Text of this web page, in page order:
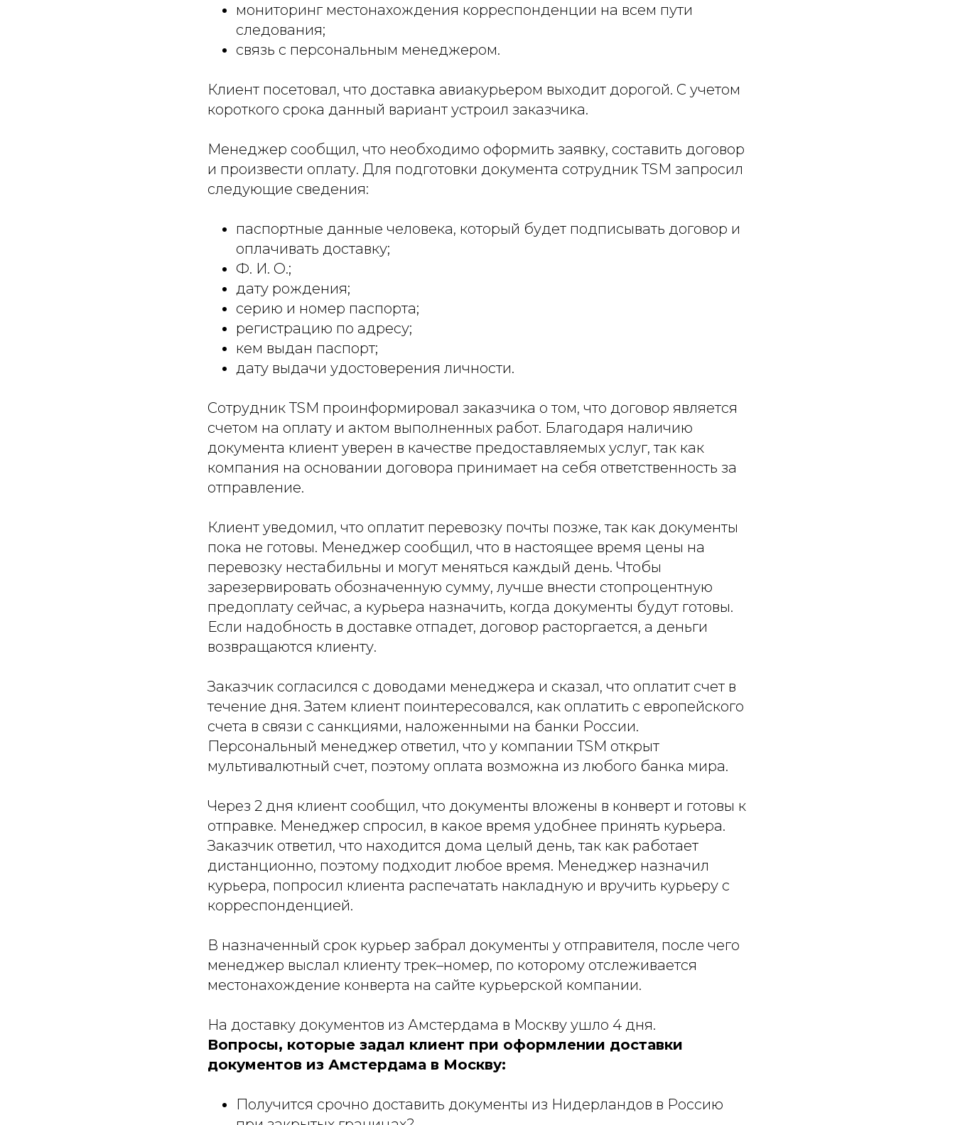
мониторинг местонахождения корреспонденции на всем пути
следования;
связь с персональным менеджером.
Клиент посетовал, что доставка авиакурьером выходит дорогой. С учетом
короткого срока данный вариант устроил заказчика.
Менеджер сообщил, что необходимо оформить заявку, составить договор
и произвести оплату. Для подготовки документа сотрудник TSM запросил
следующие сведения:
паспортные данные человека, который будет подписывать договор и
оплачивать доставку;
Ф. И. О.;
дату рождения;
серию и номер паспорта;
регистрацию по адресу;
кем выдан паспорт;
дату выдачи удостоверения личности.
Сотрудник TSM проинформировал заказчика о том, что договор является
счетом на оплату и актом выполненных работ. Благодаря наличию
документа клиент уверен в качестве предоставляемых услуг, так как
компания на основании договора принимает на себя ответственность за
отправление.
Клиент уведомил, что оплатит перевозку почты позже, так как документы
пока не готовы. Менеджер сообщил, что в настоящее время цены на
перевозку нестабильны и могут меняться каждый день. Чтобы
зарезервировать обозначенную сумму, лучше внести стопроцентную
предоплату сейчас, а курьера назначить, когда документы будут готовы.
Если надобность в доставке отпадет, договор расторгается, а деньги
возвращаются клиенту.
Заказчик согласился с доводами менеджера и сказал, что оплатит счет в
течение дня. Затем клиент поинтересовался, как оплатить с европейского
счета в связи с санкциями, наложенными на банки России.
Персональный менеджер ответил, что у компании TSM открыт
мультивалютный счет, поэтому оплата возможна из любого банка мира.
Через 2 дня клиент сообщил, что документы вложены в конверт и готовы к
отправке. Менеджер спросил, в какое время удобнее принять курьера.
Заказчик ответил, что находится дома целый день, так как работает
дистанционно, поэтому подходит любое время. Менеджер назначил
курьера, попросил клиента распечатать накладную и вручить курьеру с
корреспонденцией.
В назначенный срок курьер забрал документы у отправителя, после чего
менеджер выслал клиенту трек–номер, по которому отслеживается
местонахождение конверта на сайте курьерской компании.
На доставку документов из Амстердама в Москву ушло 4 дня.
Вопросы, которые задал клиент при оформлении доставки
документов из Амстердама в Москву:
Получится срочно доставить документы из Нидерландов в Россию